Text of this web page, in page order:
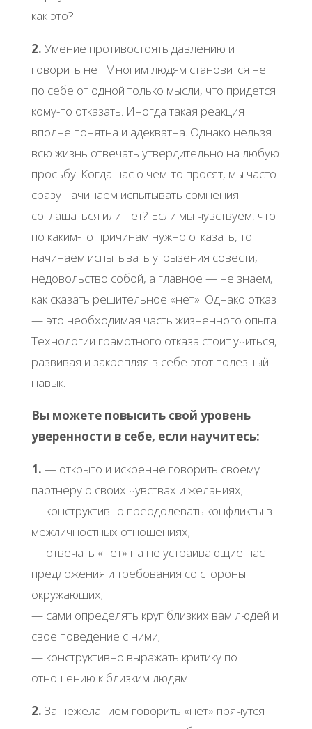
как это?
2. Умение противостоять давлению и
говорить нет Многим людям становится не
по себе от одной только мысли, что придется
кому-то отказать. Иногда такая реакция
вполне понятна и адекватна. Однако нельзя
всю жизнь отвечать утвердительно на любую
просьбу. Когда нас о чем-то просят, мы часто
сразу начинаем испытывать сомнения:
соглашаться или нет? Если мы чувствуем, что
по каким-то причинам нужно отказать, то
начинаем испытывать угрызения совести,
недовольство собой, а главное — не знаем,
как сказать решительное «нет». Однако отказ
— это необходимая часть жизненного опыта.
Технологии грамотного отказа стоит учиться,
развивая и закрепляя в себе этот полезный
навык.
Вы можете повысить свой уровень
уверенности в себе, если научитесь:
1. — открыто и искренне говорить своему
партнеру о своих чувствах и желаниях;
— конструктивно преодолевать конфликты в
межличностных отношениях;
— отвечать «нет» на не устраивающие нас
предложения и требования со стороны
окружающих;
— сами определять круг близких вам людей и
свое поведение с ними;
— конструктивно выражать критику по
отношению к близким людям.
2. За нежеланием говорить «нет» прячутся